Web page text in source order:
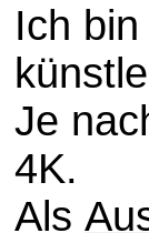
Ich
Je
4K.
Als